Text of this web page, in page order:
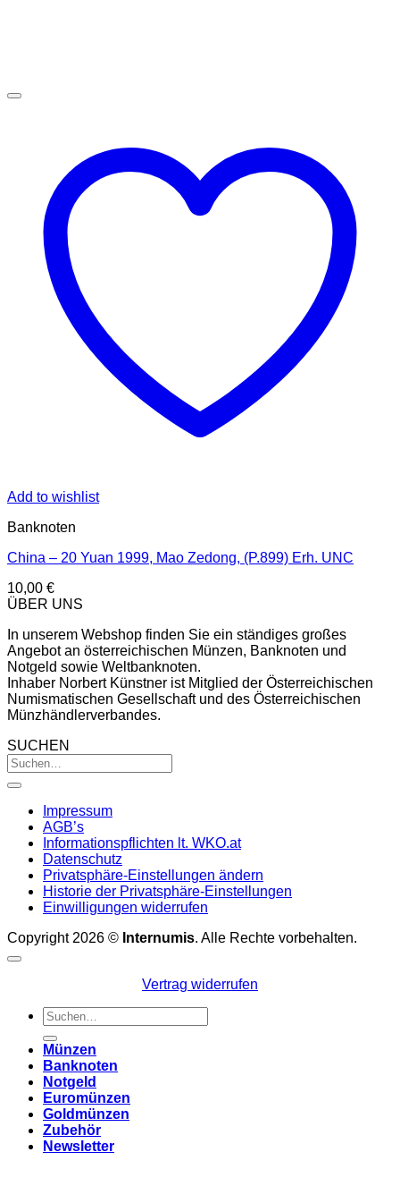
Add to wishlist
Banknoten
China – 20 Yuan 1999, Mao Zedong, (P.899) Erh. UNC
10,00 €
ÜBER UNS
In unserem Webshop finden Sie ein ständiges großes
Angebot an österreichischen Münzen, Banknoten und
Notgeld sowie Weltbanknoten.
Inhaber Norbert Künstner ist Mitglied der Österreichischen
Numismatischen Gesellschaft und des Österreichischen
Münzhändlerverbandes.
SUCHEN
Impressum
AGB’s
Informationspflichten lt. WKO.at
Datenschutz
Privatsphäre-Einstellungen ändern
Historie der Privatsphäre-Einstellungen
Einwilligungen widerrufen
Copyright 2026 © Internumis. Alle Rechte vorbehalten.
Vertrag widerrufen
Suchen
nach:
Münzen
Banknoten
Notgeld
Euromünzen
Goldmünzen
Zubehör
Newsletter